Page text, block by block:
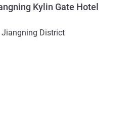
Kylin Gate Hotel
Jiangning District